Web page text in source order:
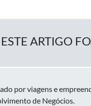
ESTE ARTIGO
por viagens e
de Negócios.